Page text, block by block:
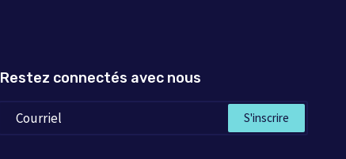
Restez connectés avec nous
S'inscrire